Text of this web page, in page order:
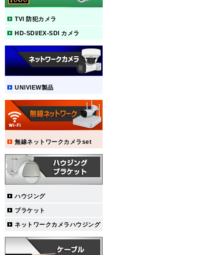
TVI 防犯カメラ
HD-SDI/EX-SDI カメラ
UNIVIEW製品
無線ネットワークカメラset
ハウジング
ブラケット
ネットワークカメラハウジング